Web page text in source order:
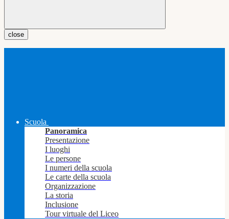
close
Scuola
Panoramica
Presentazione
I luoghi
Le persone
I numeri della scuola
Le carte della scuola
Organizzazione
La storia
Inclusione
Tour virtuale del Liceo